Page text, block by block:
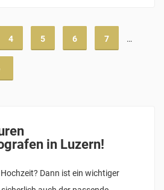
4 5 6 7 …
in Luzern!
Dann ist ein wichtiger